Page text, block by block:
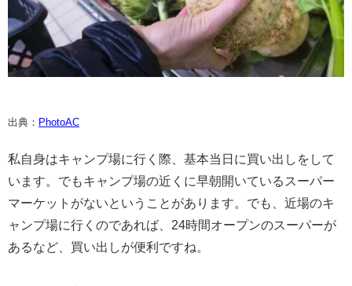
出典： PhotoAC
私自身はキャンプ場に行く際、基本当日に買い出しをして
います。でもキャンプ場の近くに早朝開いているスーパー
マーケットがないということがあります。でも、近場のキ
ャンプ場に行くのであれば、24時間オープンのスーパーが
あるなど、買い出しが便利ですね。